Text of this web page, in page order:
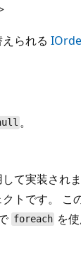
られる
。
て実装され
トです。 こ
foreach を